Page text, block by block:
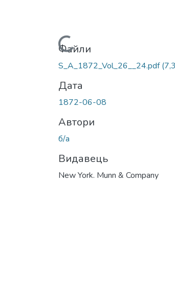
Вантажиться...
Файли
S_A_1872_Vol_26__24.pdf
Дата
1872-06-08
Автори
б/а
Видавець
New York. Munn & Company